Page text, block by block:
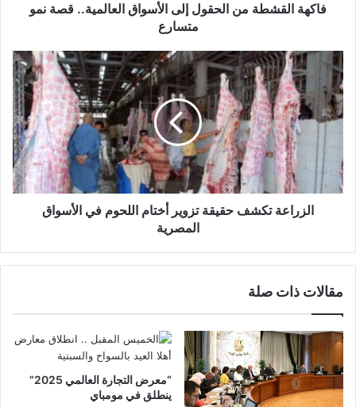
فاكهة القشطة من الحقول إلى الأسواق العالمية.. قصة نمو
متسارع
الزراعة تكشف حقيقة تزوير أختام اللحوم في الأسواق
المصرية
مقالات ذات صلة
“معرض التجارة العالمي 2025”
ينطلق في مومباي